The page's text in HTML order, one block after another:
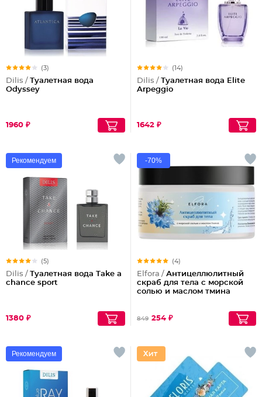
(3)
Dilis / Туалетная вода
Odyssey
1960 ₽
(14)
Dilis / Туалетная вода Elite
Arpeggio
1642 ₽
Рекомендуем
(5)
Dilis / Туалетная вода Take a
chance sport
1380 ₽
-70%
(4)
Elfora / Антицеллюлитный
скраб для тела с морской
солью и маслом тмина
849 254 ₽
Рекомендуем